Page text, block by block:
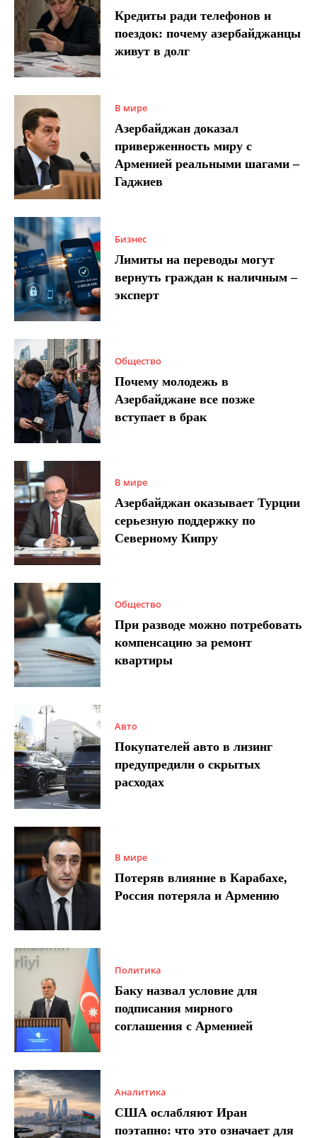
Кредиты ради телефонов и
поездок: почему азербайджанцы
живут в долг
В мире
Азербайджан доказал
приверженность миру с
Арменией реальными шагами –
Гаджиев
Бизнес
Лимиты на переводы могут
вернуть граждан к наличным –
эксперт
Общество
Почему молодежь в
Азербайджане все позже
вступает в брак
В мире
Азербайджан оказывает Турции
серьезную поддержку по
Северному Кипру
Общество
При разводе можно потребовать
компенсацию за ремонт
квартиры
Авто
Покупателей авто в лизинг
предупредили о скрытых
расходах
В мире
Потеряв влияние в Карабахе,
Россия потеряла и Армению
Политика
Баку назвал условие для
подписания мирного
соглашения с Арменией
Аналитика
США ослабляют Иран
поэтапно: что это означает для